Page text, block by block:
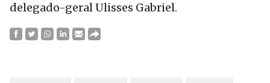
delegado-geral Ulisses Gabriel.